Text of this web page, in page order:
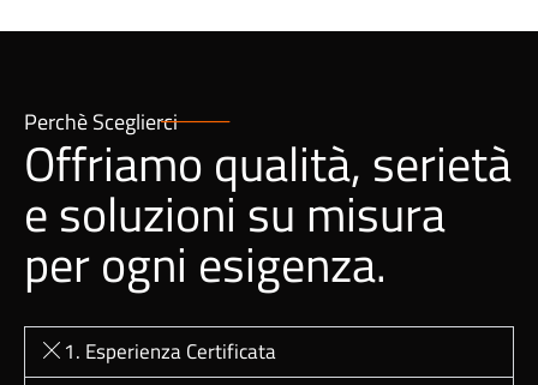
Perchè Sceglierci
Offriamo qualità, serietà
e soluzioni su misura
per ogni esigenza.
1. Esperienza Certificata